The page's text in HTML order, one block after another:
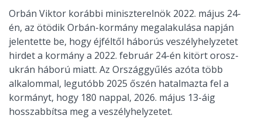
Orbán Viktor korábbi miniszterelnök 2022. május 24-
én, az ötödik Orbán-kormány megalakulása napján
jelentette be, hogy éjféltől háborús veszélyhelyzetet
hirdet a kormány a 2022. február 24-én kitört orosz-
ukrán háború miatt. Az Országgyűlés azóta több
alkalommal, legutóbb 2025 őszén hatalmazta fel a
kormányt, hogy 180 nappal, 2026. május 13-áig
hosszabbítsa meg a veszélyhelyzetet.